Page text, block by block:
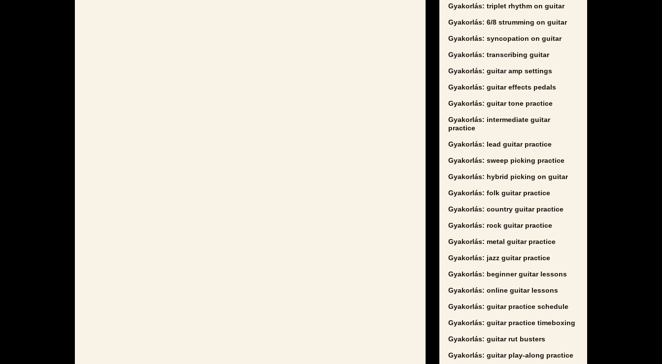
Gyakorlás: triplet rhythm on guitar
Gyakorlás: 6/8 strumming on guitar
Gyakorlás: syncopation on guitar
Gyakorlás: transcribing guitar
Gyakorlás: guitar amp settings
Gyakorlás: guitar effects pedals
Gyakorlás: guitar tone practice
Gyakorlás: intermediate guitar
practice
Gyakorlás: lead guitar practice
Gyakorlás: sweep picking practice
Gyakorlás: hybrid picking on guitar
Gyakorlás: folk guitar practice
Gyakorlás: country guitar practice
Gyakorlás: rock guitar practice
Gyakorlás: metal guitar practice
Gyakorlás: jazz guitar practice
Gyakorlás: beginner guitar lessons
Gyakorlás: online guitar lessons
Gyakorlás: guitar practice schedule
Gyakorlás: guitar practice timeboxing
Gyakorlás: guitar rut busters
Gyakorlás: guitar play-along practice